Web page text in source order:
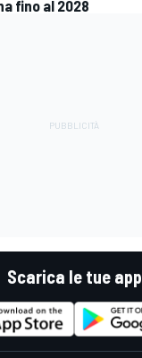
fino al 2028
Scarica le tue app